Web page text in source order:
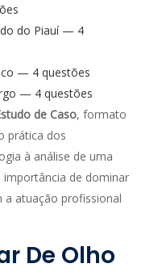
do Piauí — 4
— 4 questões
— 4 questões
de Caso, formato
prática dos
à análise de uma
de dominar
atuação profissional
De Olho